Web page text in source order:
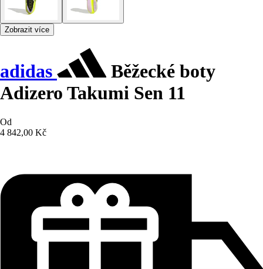
Zobrazit více
adidas
Běžecké boty
Adizero Takumi Sen 11
Od
4 842,00 Kč